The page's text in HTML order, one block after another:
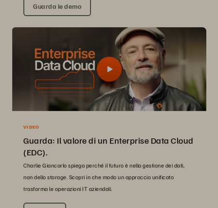
Guarda le demo
VIDEO
Guarda: Il valore di un Enterprise Data Cloud
(EDC).
Charlie Giancarlo spiega perché il futuro è nella gestione dei dati,
non dello storage. Scopri in che modo un approccio unificato
trasforma le operazioni IT aziendali.